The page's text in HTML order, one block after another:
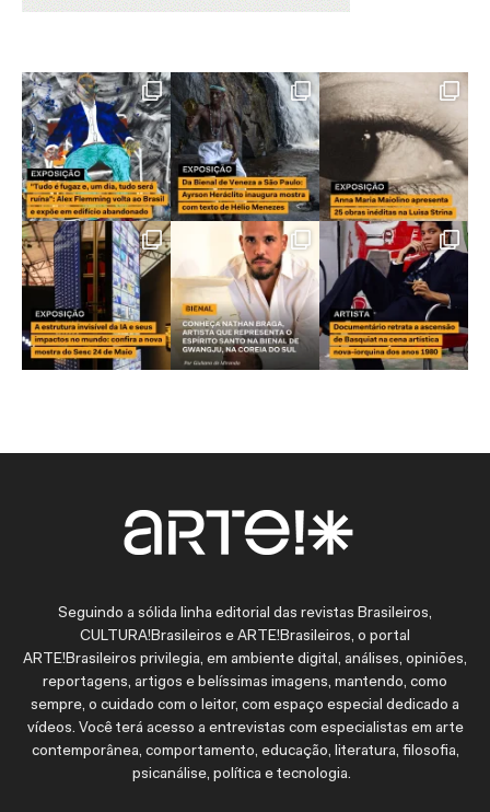
Seguindo a sólida linha editorial das revistas Brasileiros,
CULTURA!Brasileiros e ARTE!Brasileiros, o portal
ARTE!Brasileiros privilegia, em ambiente digital, análises, opiniões,
reportagens, artigos e belíssimas imagens, mantendo, como
sempre, o cuidado com o leitor, com espaço especial dedicado a
vídeos. Você terá acesso a entrevistas com especialistas em arte
contemporânea, comportamento, educação, literatura, filosofia,
psicanálise, política e tecnologia.